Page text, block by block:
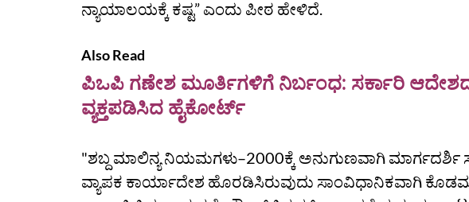
ನ್ಯಾಯಾಲಯಕ್ಕೆ ಕಷ್ಟ” ಎಂದು ಪೀಠ ಹೇಳಿದೆ.
Also Read
ಪಿಒಪಿ ಗಣೇಶ ಮೂರ್ತಿಗಳಿಗೆ ನಿರ್ಬಂಧ: ಸರ್ಕಾರಿ
ವ್ಯಕ್ತಪಡಿಸಿದ ಹೈಕೋರ್ಟ್‌
"ಶಬ್ದ ಮಾಲಿನ್ಯ ನಿಯಮಗಳು–2000ಕ್ಕೆ ಅನುಗುಣವಾಗಿ ಮಾರ್ಗದರ್ಶಿ
ವ್ಯಾಪಕ ಕಾರ್ಯಾದೇಶ ಹೊರಡಿಸಿರುವುದು ಸಾಂವಿಧಾನಿಕವಾಗಿ